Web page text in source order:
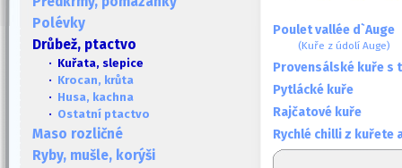
Polévky
Drůbež, ptactvo
· Kuřata, slepice
· Krocan, krůta
· Husa, kachna
· Ostatní ptactvo
Maso rozličné
Ryby, mušle, korýši
Poulet vallée d`Auge
(Kuře z údolí Auge)
Provensálské kuře s
Pytlácké kuře
Rajčatové kuře
Rychlé chilli z kuřete